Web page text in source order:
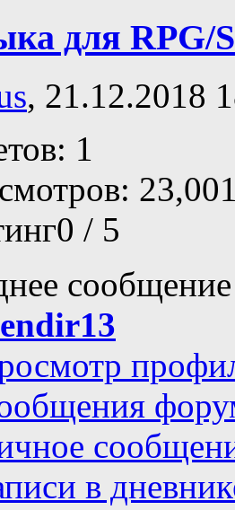
для RPG/
, 21.12.2018
1
/ 5
в